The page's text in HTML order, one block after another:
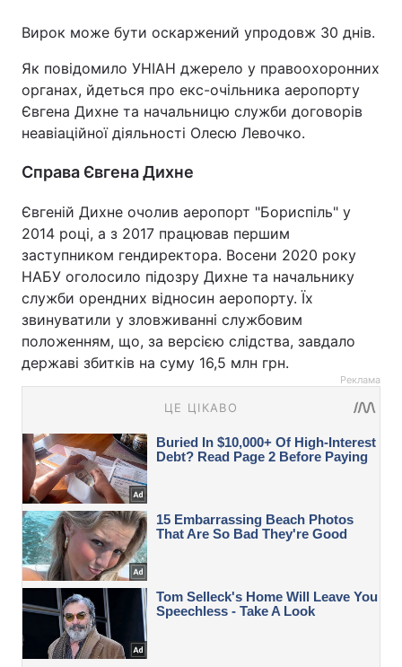
Вирок може бути оскаржений упродовж 30 днів.
Як повідомило УНІАН джерело у правоохоронних
органах, йдеться про екс-очільника аеропорту
Євгена Дихне та начальницю служби договорів
неавіаційної діяльності Олесю Левочко.
Справа Євгена Дихне
Євгеній Дихне очолив аеропорт "Бориспіль" у
2014 році, а з 2017 працював першим
заступником гендиректора. Восени 2020 року
НАБУ оголосило підозру Дихне та начальнику
служби орендних відносин аеропорту. Їх
звинуватили у зловживанні службовим
положенням, що, за версією слідства, завдало
державі збитків на суму 16,5 млн грн.
Реклама